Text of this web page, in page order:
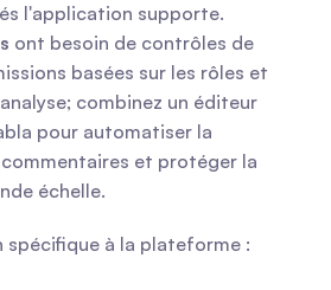
l'application supporte.
ont besoin de contrôles de
basées sur les rôles et
combinez un éditeur
pour automatiser la
et protéger la
échelle.
spécifique à la plateforme :